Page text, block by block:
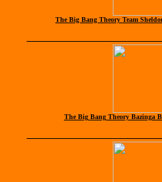
The Big Bang Theory Team
The Big Bang Theory Bazinga